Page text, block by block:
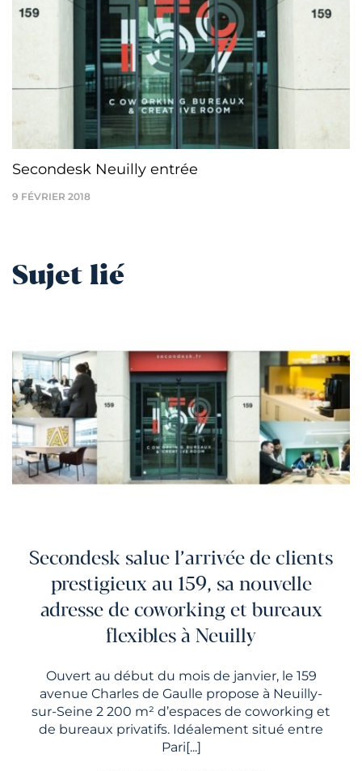
Secondesk Neuilly entrée
9 FÉVRIER 2018
Sujet lié
Secondesk salue l’arrivée de clients
prestigieux au 159, sa nouvelle
adresse de coworking et bureaux
flexibles à Neuilly
Ouvert au début du mois de janvier, le 159
avenue Charles de Gaulle propose à Neuilly-
sur-Seine 2 200 m² d’espaces de coworking et
de bureaux privatifs. Idéalement situé entre
Pari[...]